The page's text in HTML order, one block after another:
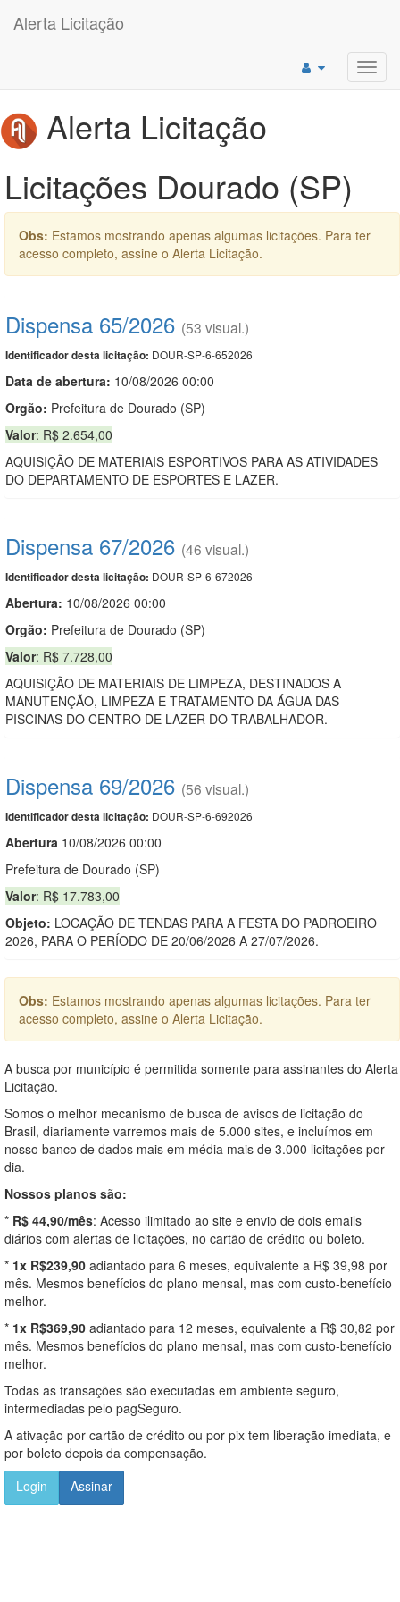
Alerta Licitação
Alerta Licitação
Licitações Dourado (SP)
Obs: Estamos mostrando apenas algumas licitações. Para ter
acesso completo, assine o Alerta Licitação.
Dispensa 65/2026 (53 visual.)
Identificador desta licitação: DOUR-SP-6-652026
Data de abertura: 10/08/2026 00:00
Orgão: Prefeitura de Dourado (SP)
Valor: R$ 2.654,00
AQUISIÇÃO DE MATERIAIS ESPORTIVOS PARA AS ATIVIDADES
DO DEPARTAMENTO DE ESPORTES E LAZER.
Dispensa 67/2026 (46 visual.)
Identificador desta licitação: DOUR-SP-6-672026
Abertura: 10/08/2026 00:00
Orgão: Prefeitura de Dourado (SP)
Valor: R$ 7.728,00
AQUISIÇÃO DE MATERIAIS DE LIMPEZA, DESTINADOS A
MANUTENÇÃO, LIMPEZA E TRATAMENTO DA ÁGUA DAS
PISCINAS DO CENTRO DE LAZER DO TRABALHADOR.
Dispensa 69/2026 (56 visual.)
Identificador desta licitação: DOUR-SP-6-692026
Abertura 10/08/2026 00:00
Prefeitura de Dourado (SP)
Valor: R$ 17.783,00
Objeto: LOCAÇÃO DE TENDAS PARA A FESTA DO PADROEIRO
2026, PARA O PERÍODO DE 20/06/2026 A 27/07/2026.
Obs: Estamos mostrando apenas algumas licitações. Para ter
acesso completo, assine o Alerta Licitação.
A busca por município é permitida somente para assinantes do Alerta
Licitação.
Somos o melhor mecanismo de busca de avisos de licitação do
Brasil, diariamente varremos mais de 5.000 sites, e incluímos em
nosso banco de dados mais em média mais de 3.000 licitações por
dia.
Nossos planos são:
* R$ 44,90/mês: Acesso ilimitado ao site e envio de dois emails
diários com alertas de licitações, no cartão de crédito ou boleto.
* 1x R$239,90 adiantado para 6 meses, equivalente a R$ 39,98 por
mês. Mesmos benefícios do plano mensal, mas com custo-benefício
melhor.
* 1x R$369,90 adiantado para 12 meses, equivalente a R$ 30,82 por
mês. Mesmos benefícios do plano mensal, mas com custo-benefício
melhor.
Todas as transações são executadas em ambiente seguro,
intermediadas pelo pagSeguro.
A ativação por cartão de crédito ou por pix tem liberação imediata, e
por boleto depois da compensação.
Login
Assinar